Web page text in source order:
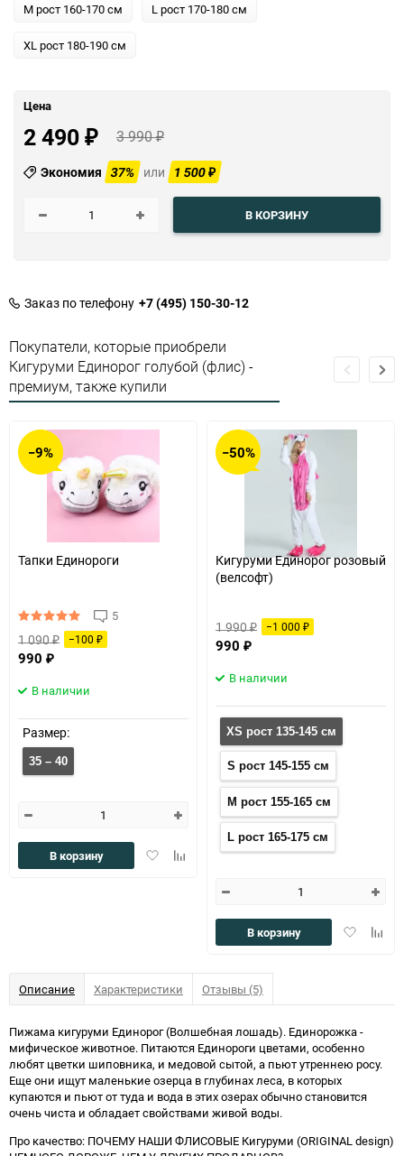
M рост 160-170 см L рост 170-180 см
XL рост 180-190 см
Цена
2 490 ₽ 3 990₽
Экономия 37% или 1 500₽
В КОРЗИНУ
Заказ по телефону +7 (495) 150-30-12
Покупатели, которые приобрели
Кигуруми Единорог голубой (флис) -
премиум, также купили
−9%
Тапки Единороги
5
1 090₽ −100 ₽
990 ₽
В наличии
Размер:
35 – 40
ДобавитьДобавить
сравнению
В корзину
−50%
Кигуруми Единорог розовый
(велсофт)
1 990₽ −1 000 ₽
990 ₽
В наличии
XS рост 135-145 см
S рост 145-155 см
M рост 155-165 см
L рост 165-175 см
Добавить
В корзину
Описание Характеристики Отзывы (5)
Пижама кигуруми Единорог (Волшебная лошадь). Единорожка -
мифическое животное. Питаются Единороги цветами, особенно
любят цветки шиповника, и медовой сытой, а пьют утреннею росу.
Еще они ищут маленькие озерца в глубинах леса, в которых
купаются и пьют от туда и вода в этих озерах обычно становится
очень чиста и обладает свойствами живой воды.
Про качество: ПОЧЕМУ НАШИ ФЛИСОВЫЕ Кигуруми (ORIGINAL design)